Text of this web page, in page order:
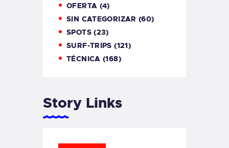
OFERTA (4)
SIN CATEGORIZAR (60)
SPOTS(23)
SURF-TRIPS (121)
TÉCNICA (168)
Story Links